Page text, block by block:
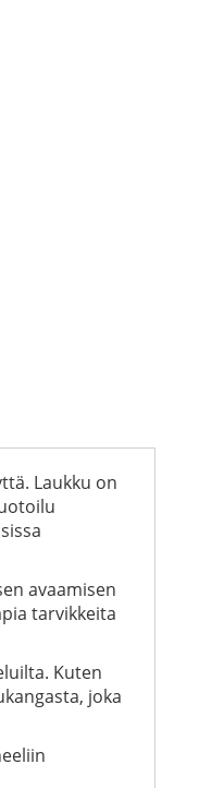
Laukku on
avaamisen
tarvikkeita
Kuten
joka